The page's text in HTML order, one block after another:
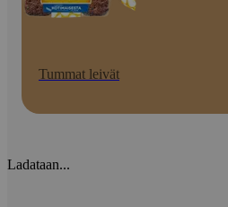
Tummat leivät
Ladataan...